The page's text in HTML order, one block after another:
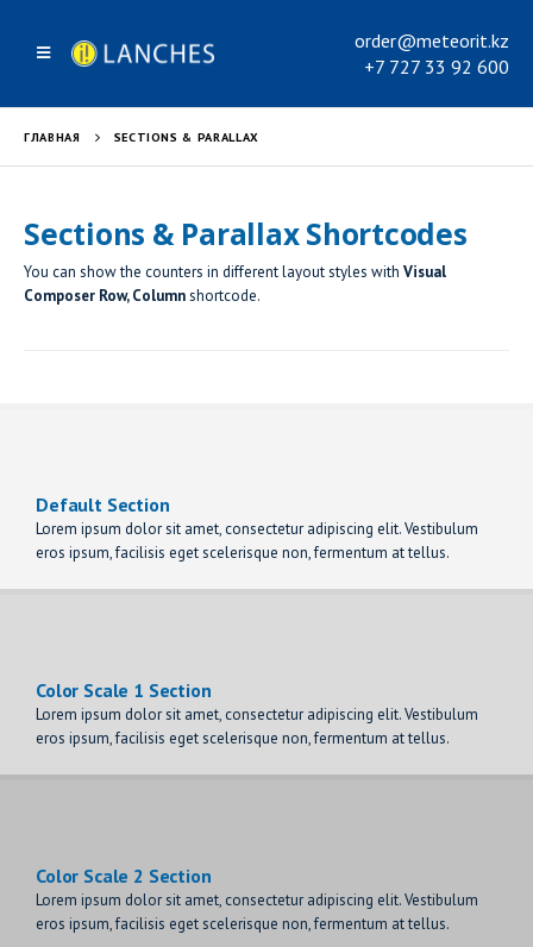
order@meteorit.kz
+7 727 33 92 600
ГЛАВНАЯ SECTIONS & PARALLAX
Sections & Parallax Shortcodes
You can show the counters in different layout styles with Visual
Composer Row, Columnshortcode.
Default Section
Lorem ipsum dolor sit amet, consectetur adipiscing elit. Vestibulum
eros ipsum, facilisis eget scelerisque non, fermentum at tellus.
Color Scale 1 Section
Lorem ipsum dolor sit amet, consectetur adipiscing elit. Vestibulum
eros ipsum, facilisis eget scelerisque non, fermentum at tellus.
Color Scale 2 Section
Lorem ipsum dolor sit amet, consectetur adipiscing elit. Vestibulum
eros ipsum, facilisis eget scelerisque non, fermentum at tellus.